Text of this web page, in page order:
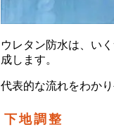
ウレタン防水は、い
成します。
代表的な流れをわか
下地調整